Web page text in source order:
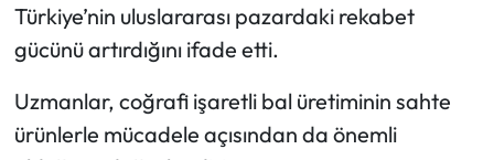
Türkiye’nin uluslararası pazardaki rekabet
gücünü artırdığını ifade etti.
Uzmanlar, coğrafi işaretli bal üretiminin sahte
ürünlerle mücadele açısından da önemli